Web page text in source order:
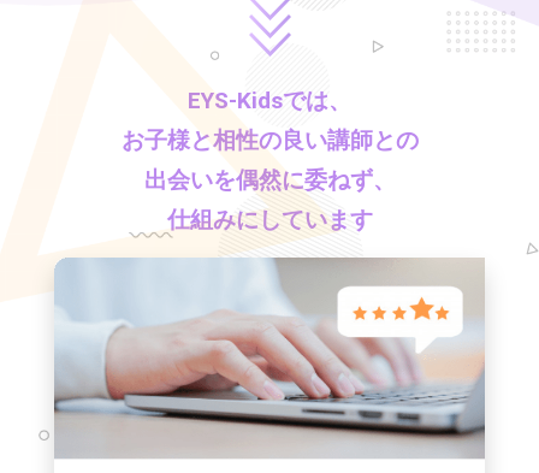
EYS-Kidsでは、
お子様と相性の良い講師との
出会いを偶然に委ねず、
仕組みにしています